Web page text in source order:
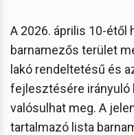
A 2026. április 10-étől
barnamezős terület
lakó rendeltetésű és
fejlesztésére irányuló
valósulhat meg. A
tartalmazó lista